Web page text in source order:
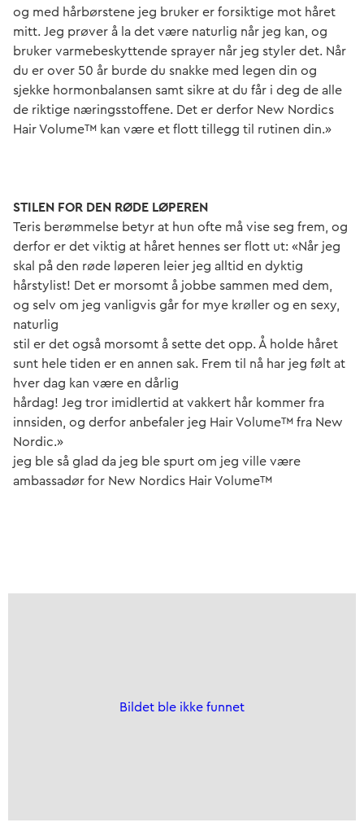
og med hårbørstene jeg bruker er forsiktige mot håret
mitt. Jeg prøver å la det være naturlig når jeg kan, og
bruker varmebeskyttende sprayer når jeg styler det. Når
du er over 50 år burde du snakke med legen din og
sjekke hormonbalansen samt sikre at du får i deg de alle
de riktige næringsstoffene. Det er derfor New Nordics
Hair Volume™ kan være et flott tillegg til rutinen din.»
STILEN FOR DEN RØDE LØPEREN
Teris berømmelse betyr at hun ofte må vise seg frem, og
derfor er det viktig at håret hennes ser flott ut: «Når jeg
skal på den røde løperen leier jeg alltid en dyktig
hårstylist! Det er morsomt å jobbe sammen med dem,
og selv om jeg vanligvis går for mye krøller og en sexy,
naturlig
stil er det også morsomt å sette det opp. Å holde håret
sunt hele tiden er en annen sak. Frem til nå har jeg følt at
hver dag kan være en dårlig
hårdag! Jeg tror imidlertid at vakkert hår kommer fra
innsiden, og derfor anbefaler jeg Hair Volume™ fra New
Nordic.»
jeg ble så glad da jeg ble spurt om jeg ville være
ambassadør for New Nordics Hair Volume™
Bildet ble ikke funnet